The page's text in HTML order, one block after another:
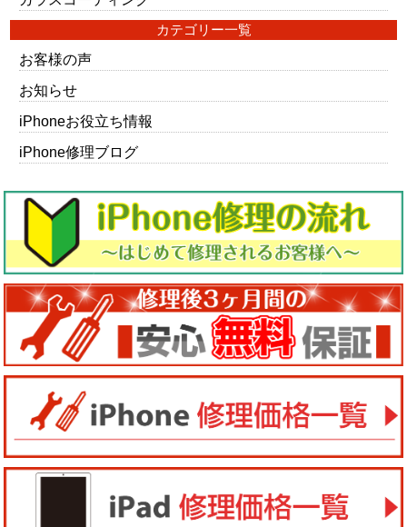
カテゴリー一覧
お客様の声
お知らせ
iPhoneお役立ち情報
iPhone修理ブログ